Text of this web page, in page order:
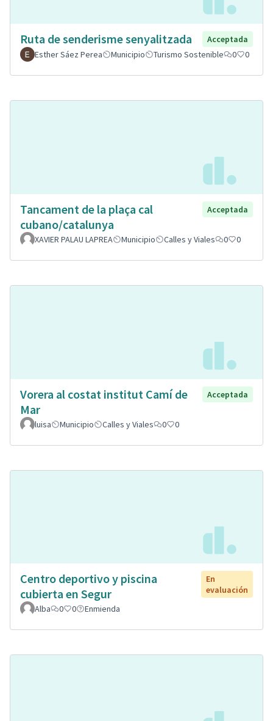
Ruta de senderisme senyalitzada
Acceptada
Esther Sáez Perea
Municipio Turismo Sostenible 0 0
Tancament de la plaça cal
cubano/catalunya
Acceptada
XAVIER PALAU LAPREA Municipio Calles y Viales 0 0
Vorera al costat institut Camí de
Mar
Acceptada
luisa Municipio Calles y Viales 0 0
Centro deportivo y piscina
cubierta en Segur
En
evaluación
Alba
0 0 Enmienda